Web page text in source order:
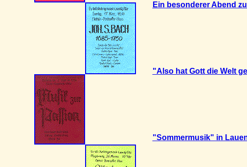
Ein besonderer Abend
"Also hat Gott die Welt
"Sommermusik" in